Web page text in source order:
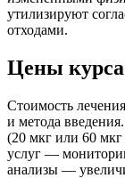
утилизируют
отходами.
Цены курса
Стоимость
и метода
(20 мкг или 60
услуг —
анализы —